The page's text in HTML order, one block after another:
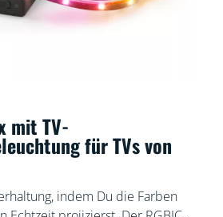
mit TV-
für TVs von
indem Du die Farben